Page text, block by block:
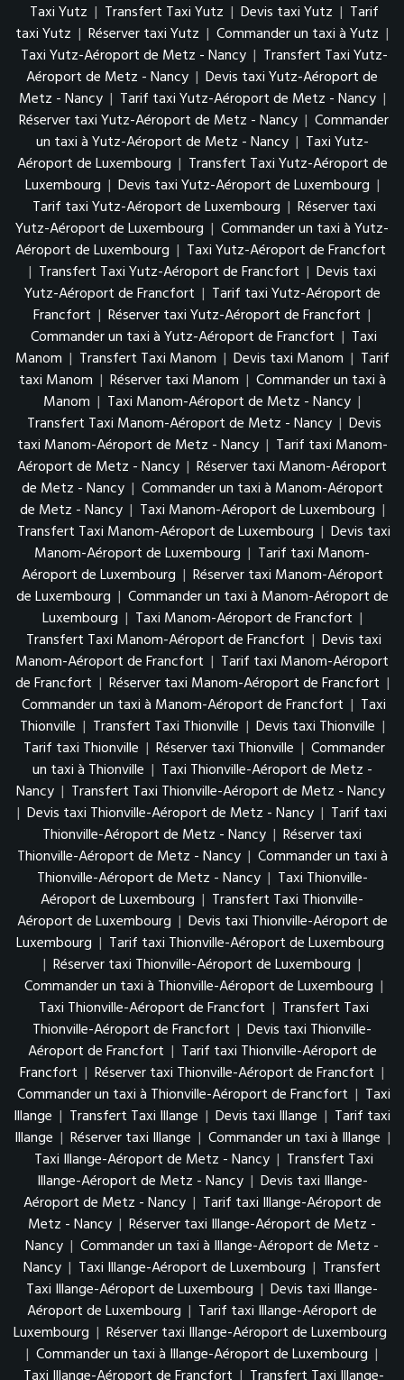
Taxi Yutz | Transfert Taxi Yutz | Devis taxi Yutz | Tarif
taxi Yutz | Réserver taxi Yutz | Commander un taxi à Yutz |
Taxi Yutz-Aéroport de Metz - Nancy | Transfert Taxi Yutz-
Aéroport de Metz - Nancy | Devis taxi Yutz-Aéroport de
Metz - Nancy | Tarif taxi Yutz-Aéroport de Metz - Nancy |
Réserver taxi Yutz-Aéroport de Metz - Nancy | Commander
un taxi à Yutz-Aéroport de Metz - Nancy | Taxi Yutz-
Aéroport de Luxembourg | Transfert Taxi Yutz-Aéroport de
Luxembourg | Devis taxi Yutz-Aéroport de Luxembourg |
Tarif taxi Yutz-Aéroport de Luxembourg | Réserver taxi
Yutz-Aéroport de Luxembourg | Commander un taxi à Yutz-
Aéroport de Luxembourg | Taxi Yutz-Aéroport de Francfort
| Transfert Taxi Yutz-Aéroport de Francfort | Devis taxi
Yutz-Aéroport de Francfort | Tarif taxi Yutz-Aéroport de
Francfort | Réserver taxi Yutz-Aéroport de Francfort |
Commander un taxi à Yutz-Aéroport de Francfort | Taxi
Manom | Transfert Taxi Manom | Devis taxi Manom | Tarif
taxi Manom | Réserver taxi Manom | Commander un taxi à
Manom | Taxi Manom-Aéroport de Metz - Nancy |
Transfert Taxi Manom-Aéroport de Metz - Nancy | Devis
taxi Manom-Aéroport de Metz - Nancy | Tarif taxi Manom-
Aéroport de Metz - Nancy | Réserver taxi Manom-Aéroport
de Metz - Nancy | Commander un taxi à Manom-Aéroport
de Metz - Nancy | Taxi Manom-Aéroport de Luxembourg |
Transfert Taxi Manom-Aéroport de Luxembourg | Devis taxi
Manom-Aéroport de Luxembourg | Tarif taxi Manom-
Aéroport de Luxembourg | Réserver taxi Manom-Aéroport
de Luxembourg | Commander un taxi à Manom-Aéroport de
Luxembourg | Taxi Manom-Aéroport de Francfort |
Transfert Taxi Manom-Aéroport de Francfort | Devis taxi
Manom-Aéroport de Francfort | Tarif taxi Manom-Aéroport
de Francfort | Réserver taxi Manom-Aéroport de Francfort |
Commander un taxi à Manom-Aéroport de Francfort | Taxi
Thionville | Transfert Taxi Thionville | Devis taxi Thionville |
Tarif taxi Thionville | Réserver taxi Thionville | Commander
un taxi à Thionville | Taxi Thionville-Aéroport de Metz -
Nancy | Transfert Taxi Thionville-Aéroport de Metz - Nancy
| Devis taxi Thionville-Aéroport de Metz - Nancy | Tarif taxi
Thionville-Aéroport de Metz - Nancy | Réserver taxi
Thionville-Aéroport de Metz - Nancy | Commander un taxi à
Thionville-Aéroport de Metz - Nancy | Taxi Thionville-
Aéroport de Luxembourg | Transfert Taxi Thionville-
Aéroport de Luxembourg | Devis taxi Thionville-Aéroport de
Luxembourg | Tarif taxi Thionville-Aéroport de Luxembourg
| Réserver taxi Thionville-Aéroport de Luxembourg |
Commander un taxi à Thionville-Aéroport de Luxembourg |
Taxi Thionville-Aéroport de Francfort | Transfert Taxi
Thionville-Aéroport de Francfort | Devis taxi Thionville-
Aéroport de Francfort | Tarif taxi Thionville-Aéroport de
Francfort | Réserver taxi Thionville-Aéroport de Francfort |
Commander un taxi à Thionville-Aéroport de Francfort | Taxi
Illange | Transfert Taxi Illange | Devis taxi Illange | Tarif taxi
Illange | Réserver taxi Illange | Commander un taxi à Illange |
Taxi Illange-Aéroport de Metz - Nancy | Transfert Taxi
Illange-Aéroport de Metz - Nancy | Devis taxi Illange-
Aéroport de Metz - Nancy | Tarif taxi Illange-Aéroport de
Metz - Nancy | Réserver taxi Illange-Aéroport de Metz -
Nancy | Commander un taxi à Illange-Aéroport de Metz -
Nancy | Taxi Illange-Aéroport de Luxembourg | Transfert
Taxi Illange-Aéroport de Luxembourg | Devis taxi Illange-
Aéroport de Luxembourg | Tarif taxi Illange-Aéroport de
Luxembourg | Réserver taxi Illange-Aéroport de Luxembourg
| Commander un taxi à Illange-Aéroport de Luxembourg |